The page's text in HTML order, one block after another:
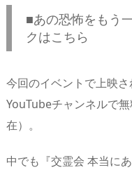
■あの恐怖をもう
クはこちら
今回のイベントで上映
YouTubeチャンネルで
在）。
中でも『交霊会 本当に